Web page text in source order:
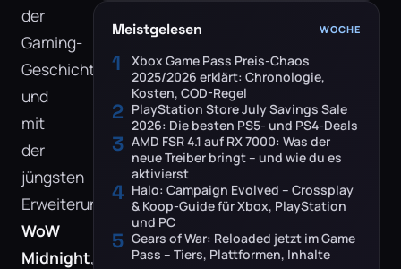
der
Gaming-
Geschichte,
und
mit
der
jüngsten
Erweiterung
WoW
Midnight,
Meistgelesen WOCHE
1
Xbox Game Pass Preis-Chaos
2025/2026 erklärt: Chronologie,
Kosten, COD-Regel
2 PlayStation Store July Savings Sale
2026: Die besten PS5- und PS4-Deals
3 AMD FSR 4.1 auf RX 7000: Was der
neue Treiber bringt – und wie du es
aktivierst
4 Halo: Campaign Evolved – Crossplay
& Koop-Guide für Xbox, PlayStation
und PC
5 Gears of War: Reloaded jetzt im Game
Pass – Tiers, Plattformen, Inhalte